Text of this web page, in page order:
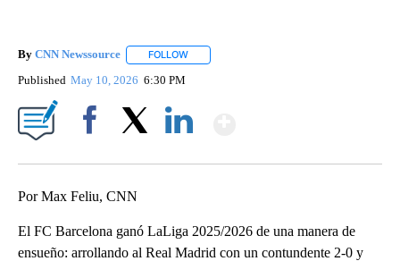
By CNN Newssource FOLLOW
Published May 10, 2026 6:30 PM
Por Max Feliu, CNN
El FC Barcelona ganó LaLiga 2025/2026 de una manera de
ensueño: arrollando al Real Madrid con un contundente 2-0 y